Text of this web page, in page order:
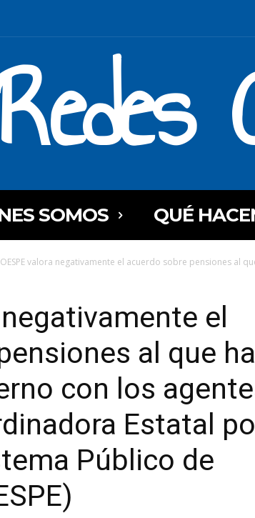
SOMOS QUÉ
valora negativamente el acuerdo sobre pensiones al
el
al que ha
con los
Estatal
Público de